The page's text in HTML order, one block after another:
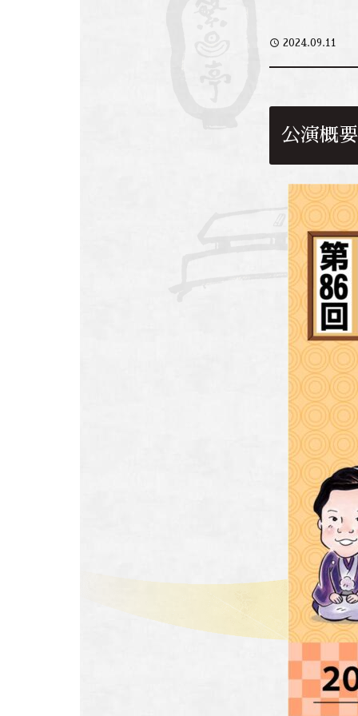
access_time 2024.09.11
公演概要